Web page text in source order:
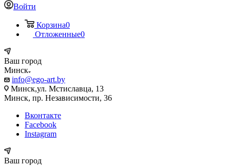
Войти
Корзина0
Отложенные0
Ваш город
Минск
info@ego-art.by
Минск,ул. Мстиславца, 13
Минск, пр. Независимости, 36
Вконтакте
Facebook
Instagram
Ваш город